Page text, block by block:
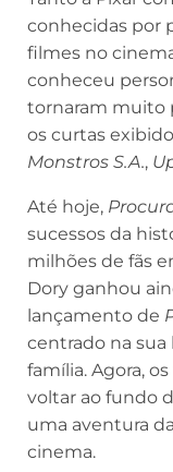
conhecidas por
filmes no
conheceu
tornaram muito
os curtas
Monstros S.A.,
Até hoje,
sucessos da
milhões de fãs
Dory ganhou
lançamento de
centrado na sua
família. Agora,
voltar ao fundo
uma aventura
cinema.